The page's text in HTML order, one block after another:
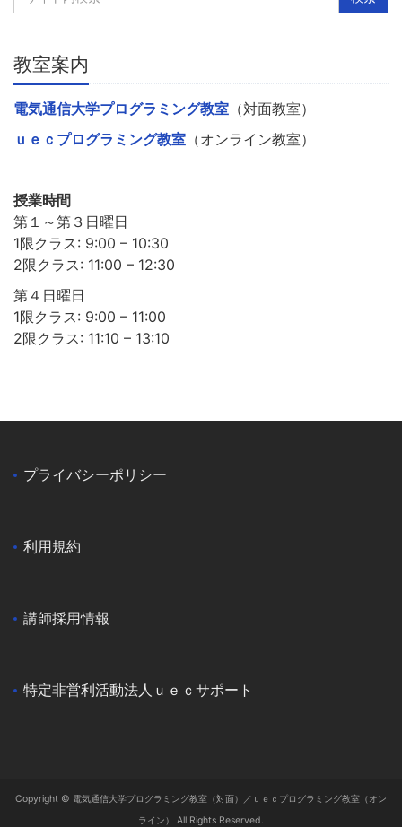
教室案内
電気通信大学プログラミング教室 （対面教室）
ｕｅｃプログラミング教室 （オンライン教室）
授業時間
第１～第３日曜日
1限クラス: 9:00 – 10:30
2限クラス: 11:00 – 12:30
第４日曜日
1限クラス: 9:00 – 11:00
2限クラス: 11:10 – 13:10
プライバシーポリシー
利用規約
講師採用情報
特定非営利活動法人ｕｅｃサポート
Copyright © 電気通信大学プログラミング教室（対面）／ｕｅｃプログラミング教室（オン
ライン） All Rights Reserved.